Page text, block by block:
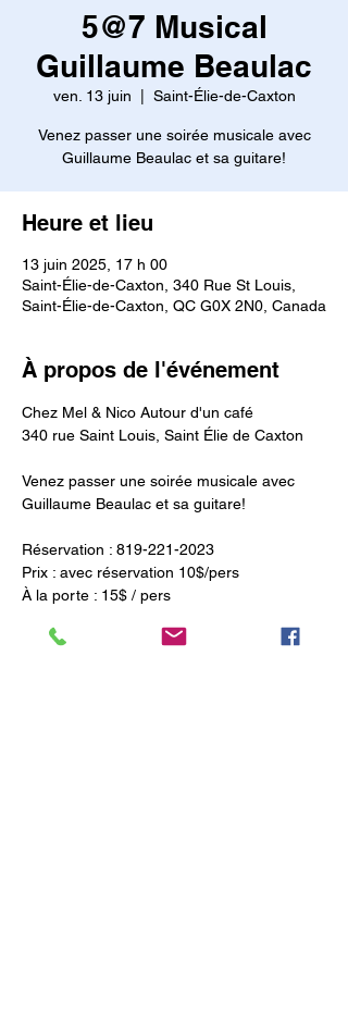
5@7 Musical
Guillaume Beaulac
ven. 13 juin Saint-Élie-de-Caxton
Venez passer une soirée musicale avec
Guillaume Beaulac et sa guitare!
Heure et lieu
13 juin 2025, 17 h 00
Saint-Élie-de-Caxton, 340 Rue St Louis,
Saint-Élie-de-Caxton, QC G0X 2N0, Canada
À propos de l'événement
Chez Mel & Nico Autour d'un café
340 rue Saint Louis, Saint Élie de Caxton
Venez passer une soirée musicale avec
Guillaume Beaulac et sa guitare!
Réservation : 819-221-2023
Prix : avec réservation 10$/pers
À la porte : 15$ / pers